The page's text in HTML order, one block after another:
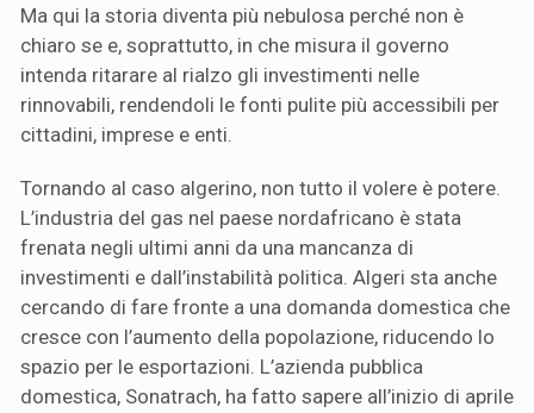
Ma qui la storia diventa più nebulosa perché non è
chiaro se e, soprattutto, in che misura il governo
intenda ritarare al rialzo gli investimenti nelle
rinnovabili, rendendoli le fonti pulite più accessibili per
cittadini, imprese e enti.
Tornando al caso algerino, non tutto il volere è potere.
L’industria del gas nel paese nordafricano è stata
frenata negli ultimi anni da una mancanza di
investimenti e dall’instabilità politica. Algeri sta anche
cercando di fare fronte a una domanda domestica che
cresce con l’aumento della popolazione, riducendo lo
spazio per le esportazioni. L’azienda pubblica
domestica, Sonatrach, ha fatto sapere all’inizio di aprile